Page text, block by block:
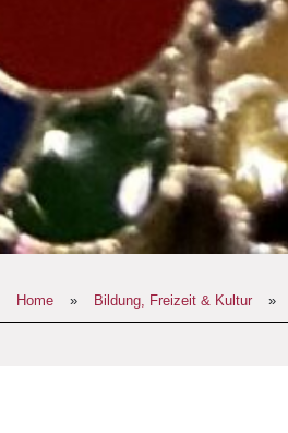
Home » Bildung, Freizeit & Kultur »